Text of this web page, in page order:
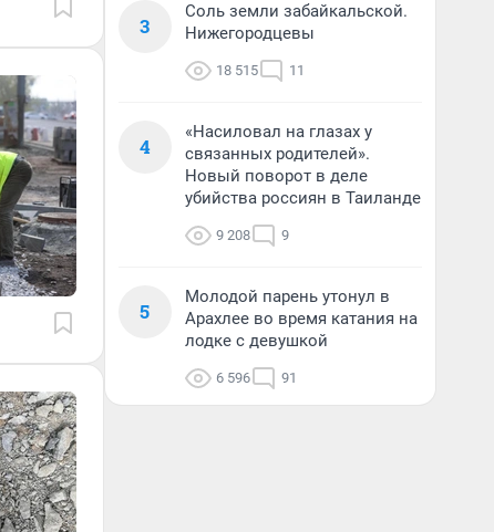
3
Соль земли забайкальской.
Нижегородцевы
18 515 11
4
«Насиловал на глазах у
связанных родителей».
Новый поворот в деле
убийства россиян в Таиланде
9 208 9
5
Молодой парень утонул в
Арахлее во время катания на
лодке с девушкой
6 596 91